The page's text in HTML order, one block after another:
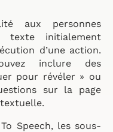
aux personnes
texte initialement
d’une action.
inclure des
pour révéler » ou
sur la page
Speech, les sous-